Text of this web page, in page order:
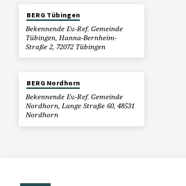
BERG Tübingen
Bekennende Ev.-Ref. Gemeinde
Tübingen, Hanna-Bernheim-
Straße 2, 72072 Tübingen
BERG Nordhorn
Bekennende Ev.-Ref. Gemeinde
Nordhorn, Lange Straße 60, 48531
Nordhorn